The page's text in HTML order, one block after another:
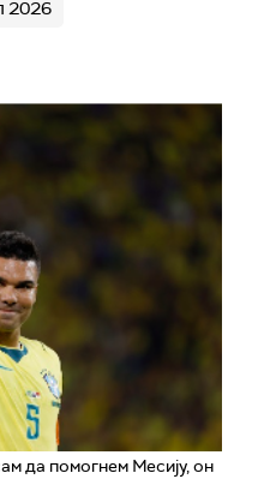
2026
да помогнем Месију, он